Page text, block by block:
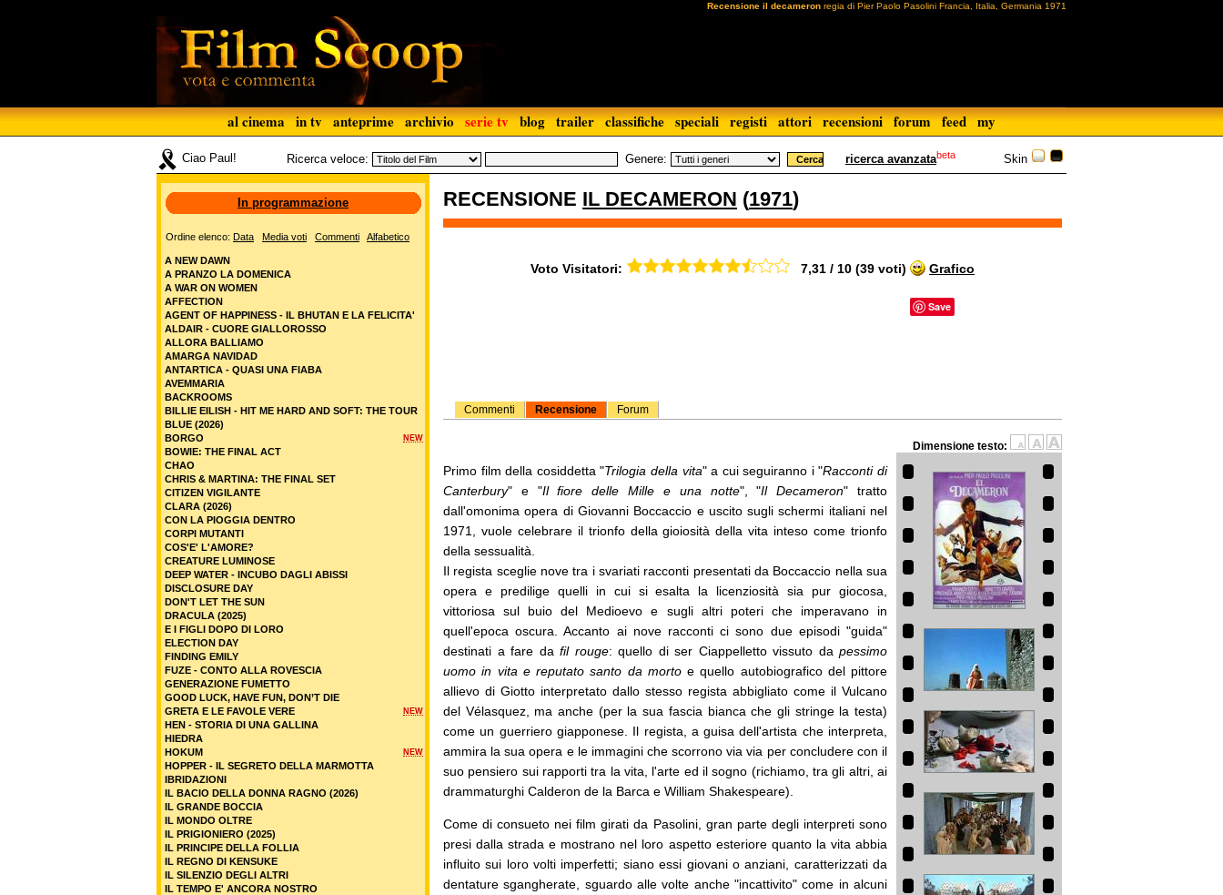
Recensione il decameron regia di Pier Paolo Pasolini Francia, Italia, Germania 1971
al cinema in tv anteprime archivio serie tv blog trailer classifiche speciali registi attori recensioni forum feed my
Skin
Ciao Paul! Ricerca veloce: Genere: ricerca avanzatabeta
RECENSIONE IL DECAMERON (1971)
Voto Visitatori: 7,31 / 10 (39 voti) Grafico
Save
Commenti Recensione Forum
Dimensione testo:
Primo film della cosiddetta "Trilogia della vita" a cui seguiranno i "Racconti di
Canterbury" e "Il fiore delle Mille e una notte", "Il Decameron" tratto
dall'omonima opera di Giovanni Boccaccio e uscito sugli schermi italiani nel
1971, vuole celebrare il trionfo della gioiosità della vita inteso come trionfo
della sessualità.
Il regista sceglie nove tra i svariati racconti presentati da Boccaccio nella sua
opera e predilige quelli in cui si esalta la licenziosità sia pur giocosa,
vittoriosa sul buio del Medioevo e sugli altri poteri che imperavano in
quell'epoca oscura. Accanto ai nove racconti ci sono due episodi "guida"
destinati a fare da fil rouge: quello di ser Ciappelletto vissuto da pessimo
uomo in vita e reputato santo da mortoe quello autobiografico del pittore
allievo di Giotto interpretato dallo stesso regista abbigliato come il Vulcano
del Vélasquez, ma anche (per la sua fascia bianca che gli stringe la testa)
come un guerriero giapponese. Il regista, a guisa dell'artista che interpreta,
ammira la sua opera e le immagini che scorrono via via per concludere con il
suo pensiero sui rapporti tra la vita, l'arte ed il sogno (richiamo, tra gli altri, ai
drammaturghi Calderon de la Barca e William Shakespeare).
Come di consueto nei film girati da Pasolini, gran parte degli interpreti sono
presi dalla strada e mostrano nel loro aspetto esteriore quanto la vita abbia
influito sui loro volti imperfetti; siano essi giovani o anziani, caratterizzati da
dentature sgangherate, sguardo alle volte anche "incattivito" come in alcuni
In programmazione
Ordine elenco: Data Media voti Commenti Alfabetico
A NEW DAWN
A PRANZO LA DOMENICA
A WAR ON WOMEN
AFFECTION
AGENT OF HAPPINESS - IL BHUTAN E LA FELICITA'
ALDAIR - CUORE GIALLOROSSO
ALLORA BALLIAMO
AMARGA NAVIDAD
ANTARTICA - QUASI UNA FIABA
AVEMMARIA
BACKROOMS
BILLIE EILISH - HIT ME HARD AND SOFT: THE TOUR
BLUE (2026)
NEW
BORGO
BOWIE: THE FINAL ACT
CHAO
CHRIS & MARTINA: THE FINAL SET
CITIZEN VIGILANTE
CLARA (2026)
CON LA PIOGGIA DENTRO
CORPI MUTANTI
COS'E' L'AMORE?
CREATURE LUMINOSE
DEEP WATER - INCUBO DAGLI ABISSI
DISCLOSURE DAY
DON'T LET THE SUN
DRACULA (2025)
E I FIGLI DOPO DI LORO
ELECTION DAY
FINDING EMILY
FUZE - CONTO ALLA ROVESCIA
GENERAZIONE FUMETTO
GOOD LUCK, HAVE FUN, DON’T DIE
NEW
GRETA E LE FAVOLE VERE
HEN - STORIA DI UNA GALLINA
HIEDRA
NEW
HOKUM
HOPPER - IL SEGRETO DELLA MARMOTTA
IBRIDAZIONI
IL BACIO DELLA DONNA RAGNO (2026)
IL GRANDE BOCCIA
IL MONDO OLTRE
IL PRIGIONIERO (2025)
IL PRINCIPE DELLA FOLLIA
IL REGNO DI KENSUKE
IL SILENZIO DEGLI ALTRI
IL TEMPO E' ANCORA NOSTRO